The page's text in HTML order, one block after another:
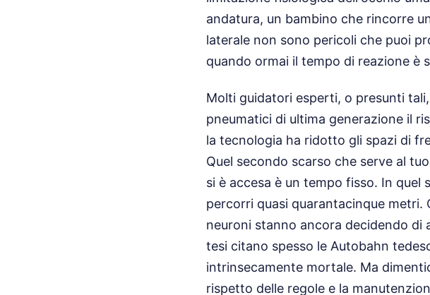
andatura, un bambino che rincorre
laterale non sono pericoli che puoi
quando ormai il tempo di reazione è
Molti guidatori esperti, o presunti
pneumatici di ultima generazione il
la tecnologia ha ridotto gli spazi di
Quel secondo scarso che serve al
si è accesa è un tempo fisso. In
percorri quasi quarantacinque metri.
neuroni stanno ancora decidendo di
tesi citano spesso le Autobahn
intrinsecamente mortale. Ma
rispetto delle regole e la